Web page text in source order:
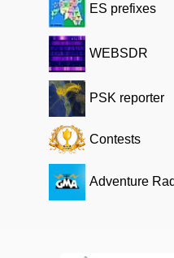
ES prefixes
WEBSDR
PSK reporter
Contests
Adventure